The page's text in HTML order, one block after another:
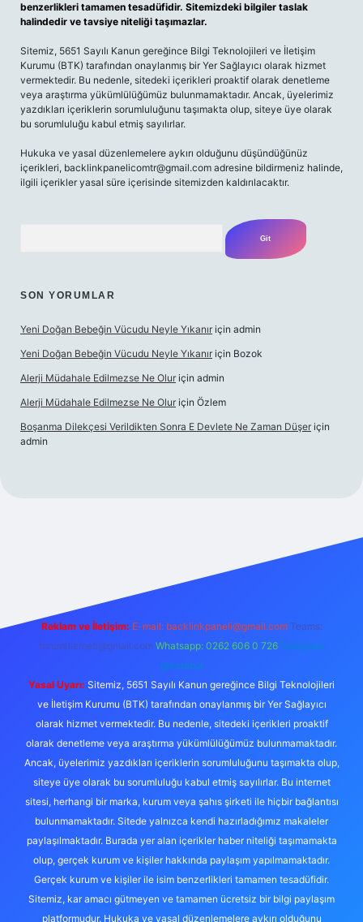
benzerlikleri tamamen tesadüfidir. Sitemizdeki bilgiler taslak
halindedir ve tavsiye niteliği taşımazlar.
Sitemiz, 5651 Sayılı Kanun gereğince Bilgi Teknolojileri ve İletişim
Kurumu (BTK) tarafından onaylanmış bir Yer Sağlayıcı olarak hizmet
vermektedir. Bu nedenle, sitedeki içerikleri proaktif olarak denetleme
veya araştırma yükümlülüğümüz bulunmamaktadır. Ancak, üyelerimiz
yazdıkları içeriklerin sorumluluğunu taşımakta olup, siteye üye olarak
bu sorumluluğu kabul etmiş sayılırlar.
Hukuka ve yasal düzenlemelere aykırı olduğunu düşündüğünüz
içerikleri, backlinkpanelicomtr@gmail.com adresine bildirmeniz halinde,
ilgili içerikler yasal süre içerisinde sitemizden kaldırılacaktır.
SON YORUMLAR
Yeni Doğan Bebeğin Vücudu Neyle Yıkanır için admin
Yeni Doğan Bebeğin Vücudu Neyle Yıkanır için Bozok
Alerji Müdahale Edilmezse Ne Olur için admin
Alerji Müdahale Edilmezse Ne Olur için Özlem
Boşanma Dilekçesi Verildikten Sonra E Devlete Ne Zaman Düşer için
admin
Reklam ve İletişim: E-mail: backlinkpaneli@gmail.com Teams:
forumhizmeti@gmail.com Whatsapp: 0262 606 0 726 Telegram:
@karabul
Yasal Uyarı: Sitemiz, 5651 Sayılı Kanun gereğince Bilgi Teknolojileri
ve İletişim Kurumu (BTK) tarafından onaylanmış bir Yer Sağlayıcı
olarak hizmet vermektedir. Bu nedenle, sitedeki içerikleri proaktif
olarak denetleme veya araştırma yükümlülüğümüz bulunmamaktadır.
Ancak, üyelerimiz yazdıkları içeriklerin sorumluluğunu taşımakta olup,
siteye üye olarak bu sorumluluğu kabul etmiş sayılırlar. Bu internet
sitesi, herhangi bir marka, kurum veya şahıs şirketi ile hiçbir bağlantısı
bulunmamaktadır. Sitede yalnızca kendi hazırladığımız makaleler
paylaşılmaktadır. Burada yer alan içerikler haber niteliği taşımamakta
olup, gerçek kurum ve kişiler hakkında paylaşım yapılmamaktadır.
Gerçek kurum ve kişiler ile isim benzerlikleri tamamen tesadüfidir.
Sitemiz, kar amacı gütmeyen ve tamamen ücretsiz bir bilgi paylaşım
platformudur. Hukuka ve yasal düzenlemelere aykırı olduğunu